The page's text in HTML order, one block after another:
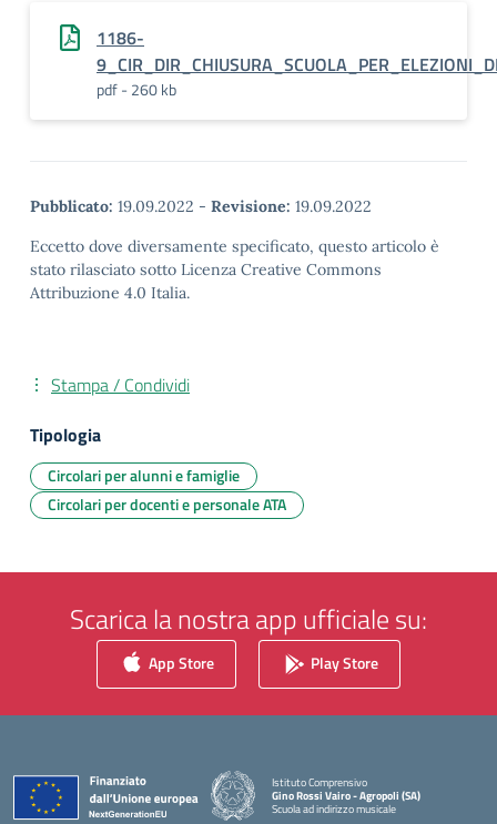
1186-
pdf - 260 kb
Pubblicato: 19.09.2022 - Revisione: 19.09.2022
Eccetto dove diversamente specificato, questo articolo è
stato rilasciato sotto Licenza Creative Commons
Attribuzione 4.0 Italia.
Stampa / Condividi
Tipologia
Circolari per alunni e famiglie
Circolari per docenti e personale ATA
Scarica la nostra app ufficiale su:
App Store Play Store
Istituto Comprensivo
Gino Rossi Vairo - Agropoli (SA)
Scuola ad indirizzo musicale